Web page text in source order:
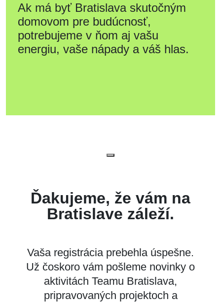
Ak má byť Bratislava skutočným
domovom pre budúcnosť,
potrebujeme v ňom aj vašu
energiu, vaše nápady a váš hlas.
Ďakujeme, že vám na
Bratislave záleží.
Vaša registrácia prebehla úspešne.
Už čoskoro vám pošleme novinky o
aktivitách Teamu Bratislava,
pripravovaných projektoch a